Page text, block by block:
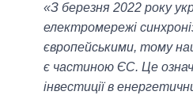
«З березня 2022 року
електромережі
європейськими, тому
є частиною ЄС. Це
інвестиції в